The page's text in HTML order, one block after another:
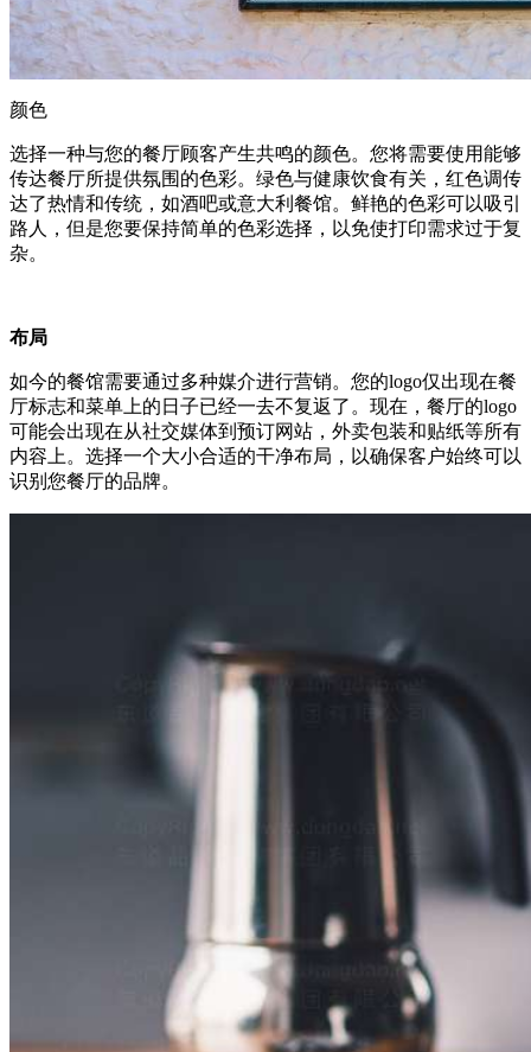
颜色
选择一种与您的餐厅顾客产生共鸣的颜色。您将需要使用能够
传达餐厅所提供氛围的色彩。绿色与健康饮食有关，红色调传
达了热情和传统，如酒吧或意大利餐馆。鲜艳的色彩可以吸引
路人，但是您要保持简单的色彩选择，以免使打印需求过于复
杂。
布局
如今的餐馆需要通过多种媒介进行营销。您的logo仅出现在餐
厅标志和菜单上的日子已经一去不复返了。现在，餐厅的logo
可能会出现在从社交媒体到预订网站，外卖包装和贴纸等所有
内容上。选择一个大小合适的干净布局，以确保客户始终可以
识别您餐厅的品牌。